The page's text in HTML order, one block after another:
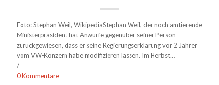
Foto: Stephan Weil, WikipediaStephan Weil, der noch amtierende
Ministerpräsident hat Anwürfe gegenüber seiner Person
zurückgewiesen, dass er seine Regierungserklärung vor 2 Jahren
vom VW-Konzern habe modifizieren lassen. Im Herbst…
/
0 Kommentare